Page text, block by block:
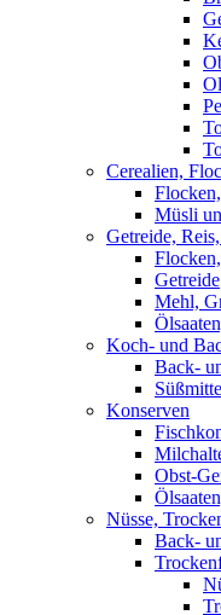
Cerealien,
Müsli
Getreide,
Getreide
Mehl,
Koch- und
Back-
Konserven
Obst-
Nüsse,
Back-